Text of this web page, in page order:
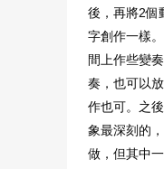
後，再將2個
字創作一樣
間上作些變
奏，也可以
作也可。之
象最深刻的
做，但其中